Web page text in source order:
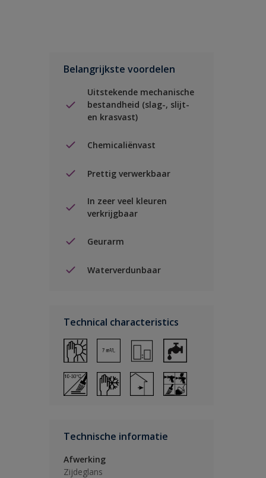
Belangrijkste voordelen
Uitstekende mechanische
bestandheid (slag-, slijt-
en krasvast)
Chemicaliënvast
Prettig verwerkbaar
In zeer veel kleuren
verkrijgbaar
Geurarm
Waterverdunbaar
Technical characteristics
Technische informatie
Afwerking
Zijdeglans